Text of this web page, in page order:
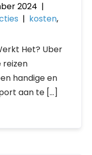
2024 |
| kosten,
Het? Uber
reizen
handige en
aan te […]